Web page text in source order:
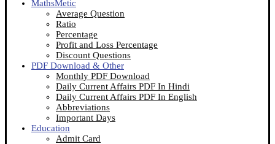
MathsMetic
Average Question
Ratio
Percentage
Profit and Loss Percentage
Discount Questions
PDF Download & Other
Monthly PDF Download
Daily Current Affairs PDF In Hindi
Daily Current Affairs PDF In English
Abbreviations
Important Days
Education
Admit Card